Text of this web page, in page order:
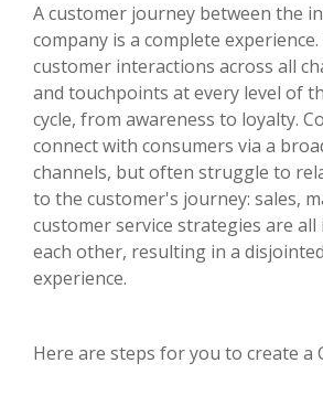
A customer journey between the
company is a complete
customer interactions across all
and touchpoints at every level of
cycle, from awareness to loyalty.
connect with consumers via a
channels, but often struggle to
to the customer's journey: sales,
customer service strategies are
each other, resulting in a
experience.
Here are steps for you to create a